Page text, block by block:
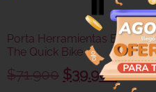
Porta Herramientas ES7 II –
The Quick Bike
$71.900 $39.900